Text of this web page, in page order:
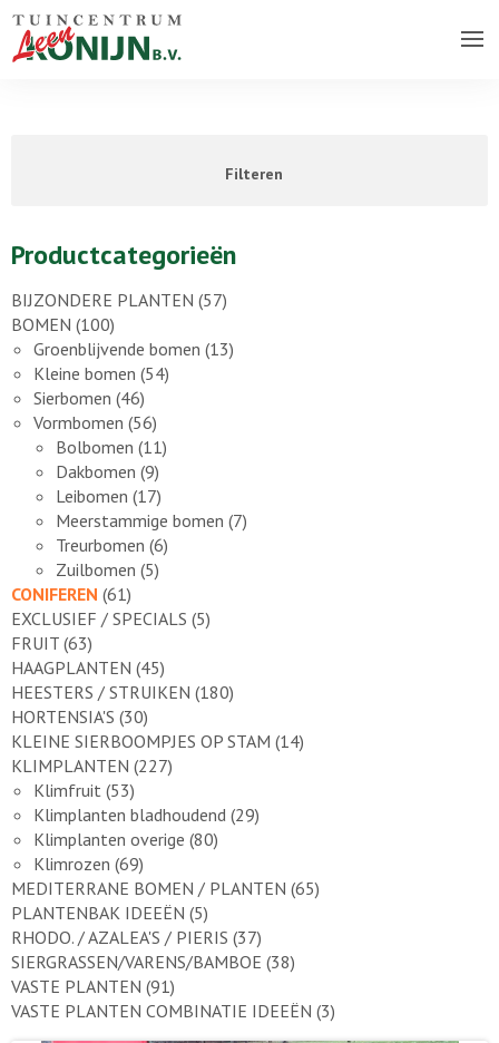
Filteren
Productcategorieën
BIJZONDERE PLANTEN (57)
BOMEN (100)
Groenblijvende bomen (13)
Kleine bomen (54)
Sierbomen (46)
Vormbomen (56)
Bolbomen (11)
Dakbomen (9)
Leibomen (17)
Meerstammige bomen (7)
Treurbomen (6)
Zuilbomen (5)
CONIFEREN (61)
EXCLUSIEF / SPECIALS (5)
FRUIT (63)
HAAGPLANTEN (45)
HEESTERS / STRUIKEN (180)
HORTENSIA'S (30)
KLEINE SIERBOOMPJES OP STAM (14)
KLIMPLANTEN (227)
Klimfruit (53)
Klimplanten bladhoudend (29)
Klimplanten overige (80)
Klimrozen (69)
MEDITERRANE BOMEN / PLANTEN (65)
PLANTENBAK IDEEËN (5)
RHODO. / AZALEA'S / PIERIS (37)
SIERGRASSEN/VARENS/BAMBOE (38)
VASTE PLANTEN (91)
VASTE PLANTEN COMBINATIE IDEEËN (3)